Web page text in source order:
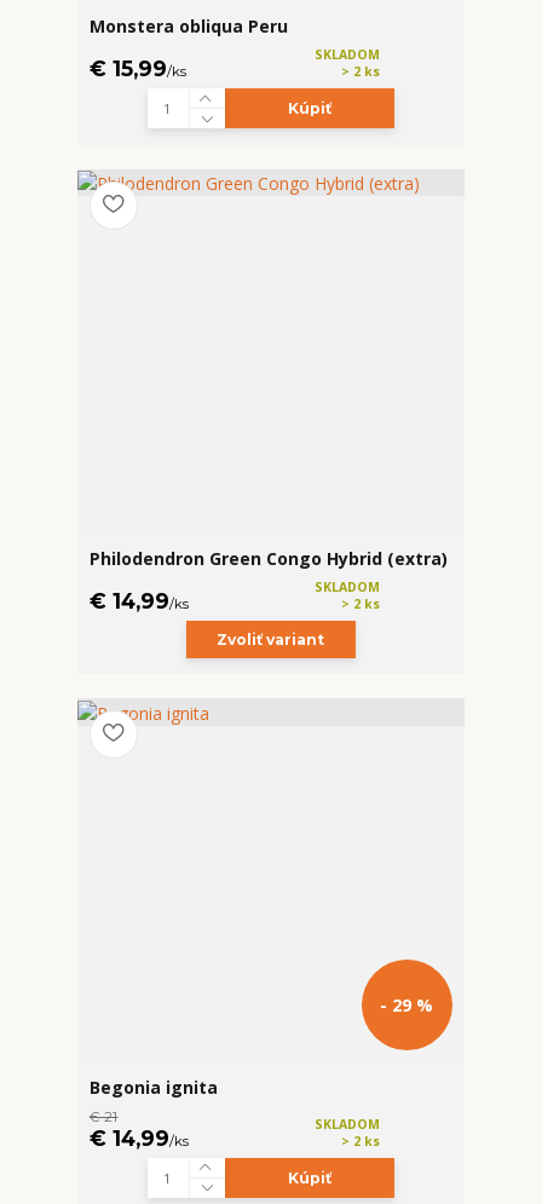
Monstera obliqua Peru
€ 15,99/ks
SKLADOM
> 2 ks
Kúpiť
Philodendron Green Congo Hybrid (extra)
€ 14,99/ks
SKLADOM
> 2 ks
Zvoliť variant
- 29 %
Begonia ignita
€ 21
€ 14,99/ks
SKLADOM
> 2 ks
Kúpiť